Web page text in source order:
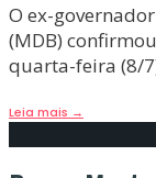
O ex-
(MDB)
quarta-feira (8/
Leia mais →